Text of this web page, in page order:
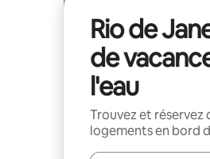
Rio de
de
l'eau
Trouvez et réservez
logements en bord